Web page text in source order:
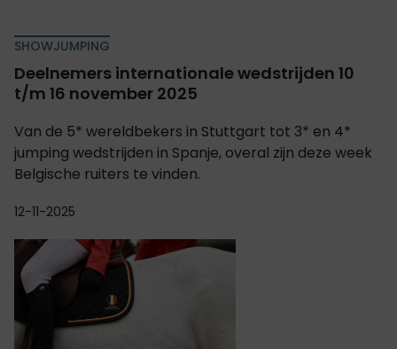
SHOWJUMPING
Deelnemers internationale wedstrijden 10
t/m 16 november 2025
Van de 5* wereldbekers in Stuttgart tot 3* en 4*
jumping wedstrijden in Spanje, overal zijn deze week
Belgische ruiters te vinden.
12-11-2025